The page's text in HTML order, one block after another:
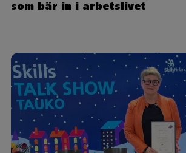
som bär in i arbetslivet